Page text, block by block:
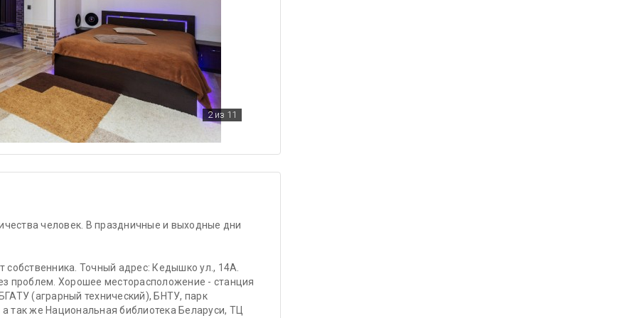
2из 11
человек. В праздничные и выходные дни
собственника. Точный адрес: Кедышко ул., 14А.
проблем. Хорошее месторасположение - станция
(аграрный технический), БНТУ, парк
так же Национальная библиотека Беларуси, ТЦ